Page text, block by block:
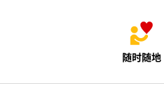
随时随地